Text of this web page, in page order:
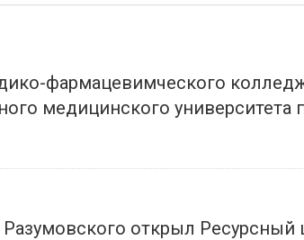
фармацевимческого
медицинского университета
открыл Ресурсный